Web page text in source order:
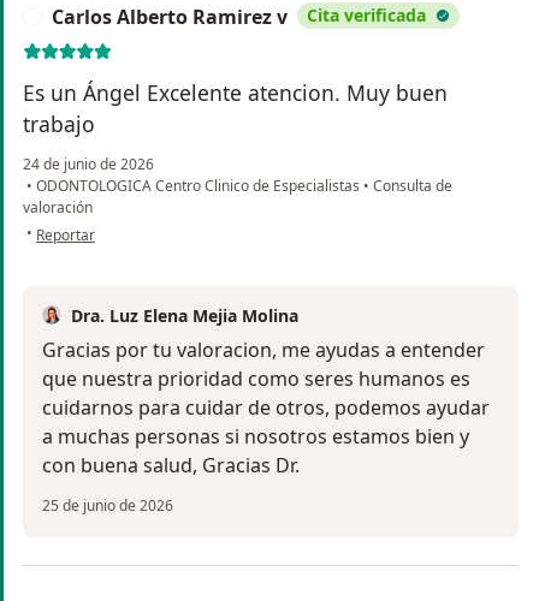
Carlos Alberto Ramirez v Cita verificada
Es un Ángel Excelente atencion. Muy buen
trabajo
24 de junio de 2026
• ODONTOLOGICA Centro Clinico de Especialistas • Consulta de
valoración
• en opinión del usuario Carlos Alberto Ramirez v
Reportar
Dra. Luz Elena Mejia Molina
Gracias por tu valoracion, me ayudas a entender
que nuestra prioridad como seres humanos es
cuidarnos para cuidar de otros, podemos ayudar
a muchas personas si nosotros estamos bien y
con buena salud, Gracias Dr.
25 de junio de 2026